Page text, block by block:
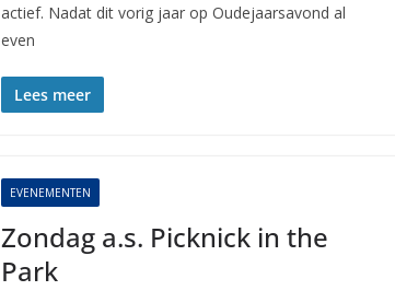
actief. Nadat dit vorig jaar op Oudejaarsavond al
even
Lees meer
EVENEMENTEN
Zondag a.s. Picknick in the
Park